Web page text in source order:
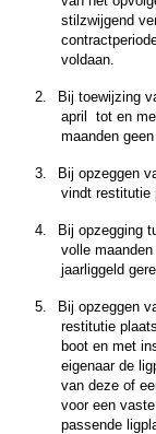
stilzwijgend
voldaan.
2.
Bij toewijzing
april tot en
maanden
3.
Bij opzeggen
vindt restitutie
4.
Bij opzegging
volle
jaarliggeld
5.
Bij opzeggen
restitutie
boot en met
eigenaar de
van deze of
voor een
passende